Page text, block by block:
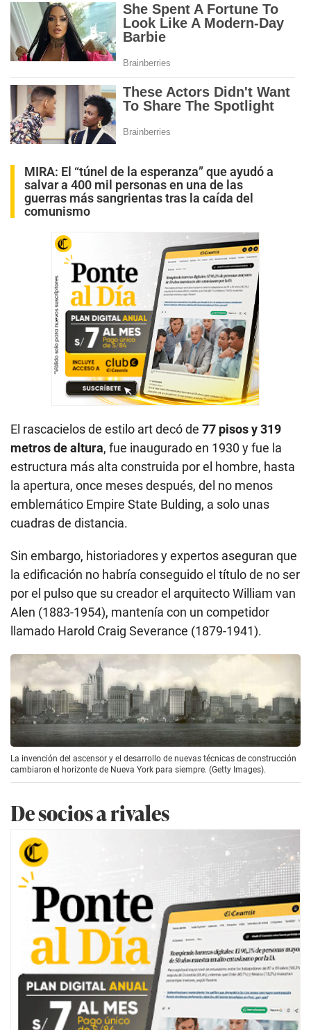
MIRA: El “túnel de la esperanza” que ayudó a
salvar a 400 mil personas en una de las
guerras más sangrientas tras la caída del
comunismo
El rascacielos de estilo art decó de 77 pisos y 319
metros de altura, fue inaugurado en 1930 y fue la
estructura más alta construida por el hombre, hasta
la apertura, once meses después, del no menos
emblemático Empire State Bulding, a solo unas
cuadras de distancia.
Sin embargo, historiadores y expertos aseguran que
la edificación no habría conseguido el título de no ser
por el pulso que su creador el arquitecto William van
Alen (1883-1954), mantenía con un competidor
llamado Harold Craig Severance (1879-1941).
La invención del ascensor y el desarrollo de nuevas técnicas de construcción
cambiaron el horizonte de Nueva York para siempre. (Getty Images).
De socios a rivales